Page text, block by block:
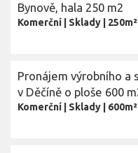
Bynově, hala 250 m2
Komerční Sklady 250m²
Pronájem výrobního a
v Děčíně o ploše 600
Komerční Sklady 600m²